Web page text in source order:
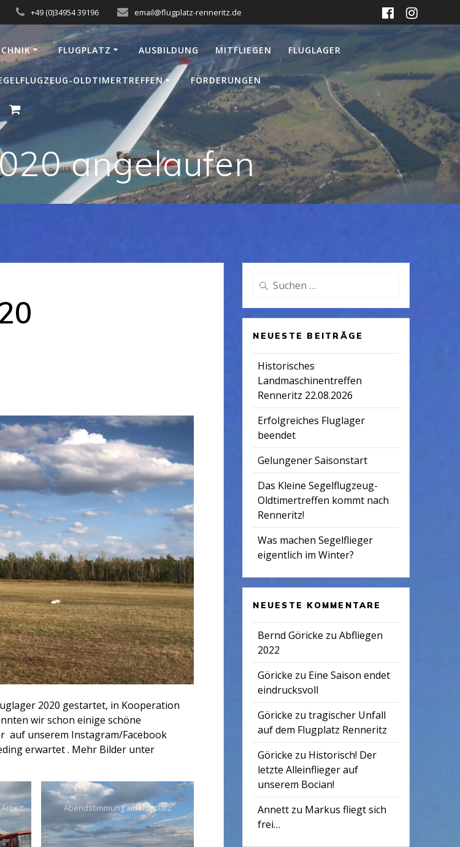
+49 (0)34954 39196 email@flugplatz-renneritz.de
FLUGPLATZ AUSBILDUNG MITFLIEGEN FLUGLAGER
OLDTIMERTREFFEN FÖRDERUNGEN
angelaufen
2020 gestartet, in Kooperation
wir schon einige schöne
auf unserem Instagram/Facebook
erwartet . Mehr Bilder unter
Abendstimmung am Flugplatz
Suchen
nach:
NEUESTE BEITRÄGE
Historisches
Landmaschinentreffen
Renneritz 22.08.2026
Erfolgreiches Fluglager
beendet
Gelungener Saisonstart
Das Kleine Segelflugzeug-
Oldtimertreffen kommt nach
Renneritz!
Was machen Segelflieger
eigentlich im Winter?
NEUESTE KOMMENTARE
Bernd Göricke zuAbfliegen
2022
Göricke zu Eine Saison endet
eindrucksvoll
Göricke zutragischer Unfall
auf dem Flugplatz Renneritz
Göricke zu Historisch! Der
letzte Alleinflieger auf
unserem Bocian!
Annett zu Markus fliegt sich
frei…